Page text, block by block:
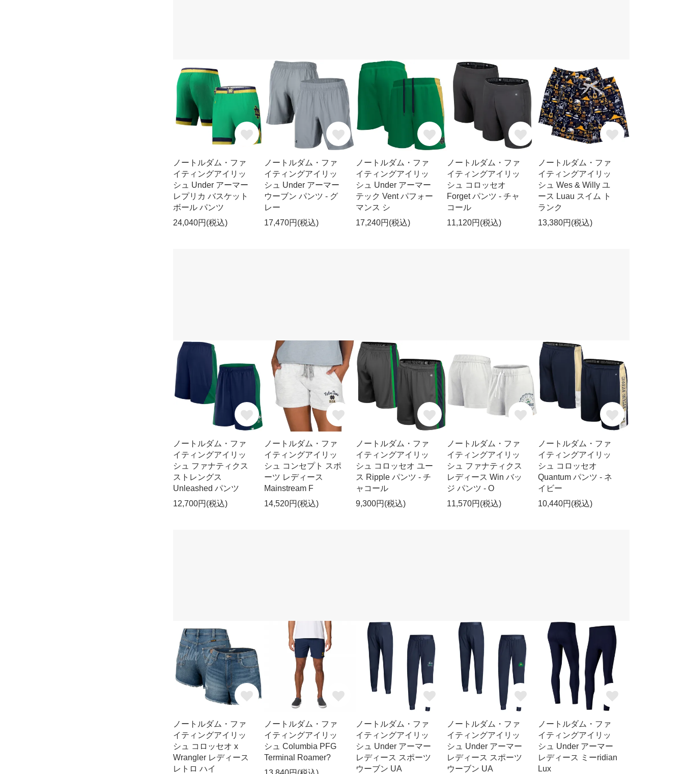
ノートルダム・ファ
イティングアイリッ
シュ Under アーマー
レプリカ バスケット
ボール パンツ
24,040円(税込)
ノートルダム・ファ
イティングアイリッ
シュ Under アーマー
ウーブン パンツ - グ
レー
17,470円(税込)
ノートルダム・ファ
イティングアイリッ
シュ Under アーマー
テック Vent パフォー
マンス シ
17,240円(税込)
ノートルダム・ファ
イティングアイリッ
シュ コロッセオ
Forget パンツ - チャ
コール
11,120円(税込)
ノートルダム・ファ
イティングアイリッ
シュ Wes & Willy ユ
ース Luau スイム ト
ランク
13,380円(税込)
ノートルダム・ファ
イティングアイリッ
シュ ファナティクス
ストレングス
Unleashed パンツ
12,700円(税込)
ノートルダム・ファ
イティングアイリッ
シュ コンセプト スポ
ーツ レディース
Mainstream F
14,520円(税込)
ノートルダム・ファ
イティングアイリッ
シュ コロッセオ ユー
ス Ripple パンツ - チ
ャコール
9,300円(税込)
ノートルダム・ファ
イティングアイリッ
シュ ファナティクス
レディース Win バッ
ジ パンツ - O
11,570円(税込)
ノートルダム・ファ
イティングアイリッ
シュ コロッセオ
Quantum パンツ - ネ
イビー
10,440円(税込)
ノートルダム・ファ
イティングアイリッ
シュ コロッセオ x
Wrangler レディース
レトロ ハイ
ノートルダム・ファ
イティングアイリッ
シュ Columbia PFG
Terminal Roamer?
ノートルダム・ファ
イティングアイリッ
シュ Under アーマー
レディース スポーツ
ウーブン UA
ノートルダム・ファ
イティングアイリッ
シュ Under アーマー
レディース スポーツ
ウーブン UA
ノートルダム・ファ
イティングアイリッ
シュ Under アーマー
レディース ミーridian
Lux